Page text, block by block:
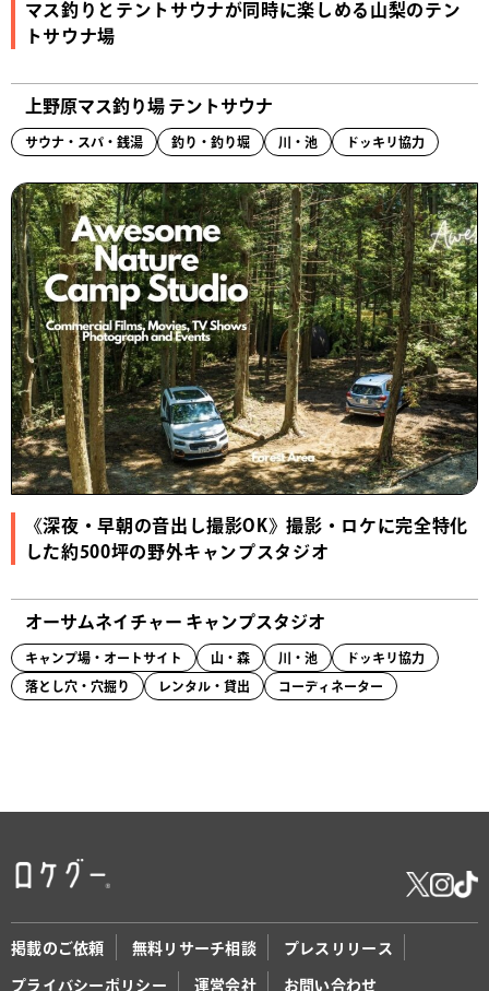
マス釣りとテントサウナが同時に楽しめる山梨のテン
トサウナ場
上野原マス釣り場 テントサウナ
サウナ・スパ・銭湯 釣り・釣り堀 川・池 ドッキリ協力
《深夜・早朝の音出し撮影OK》撮影・ロケに完全特化
した約500坪の野外キャンプスタジオ
オーサムネイチャー キャンプスタジオ
キャンプ場・オートサイト 山・森 川・池 ドッキリ協力
落とし穴・穴掘り レンタル・貸出 コーディネーター
掲載のご依頼 無料リサーチ相談 プレスリリース
プライバシーポリシー 運営会社 お問い合わせ